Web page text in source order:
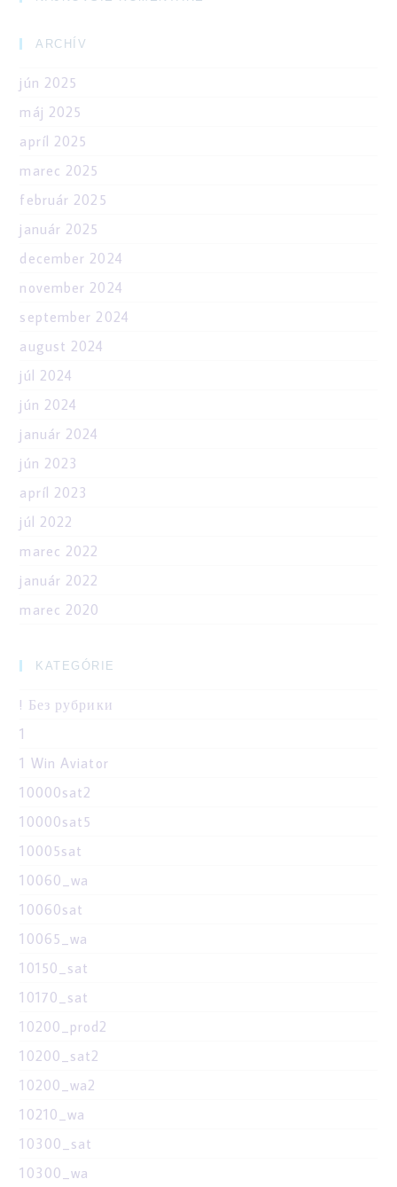
ARCHÍV
jún 2025
máj 2025
apríl 2025
marec 2025
február 2025
január 2025
december 2024
november 2024
september 2024
august 2024
júl 2024
jún 2024
január 2024
jún 2023
apríl 2023
júl 2022
marec 2022
január 2022
marec 2020
KATEGÓRIE
! Без рубрики
1
1 Win Aviator
10000sat2
10000sat5
10005sat
10060_wa
10060sat
10065_wa
10150_sat
10170_sat
10200_prod2
10200_sat2
10200_wa2
10210_wa
10300_sat
10300_wa